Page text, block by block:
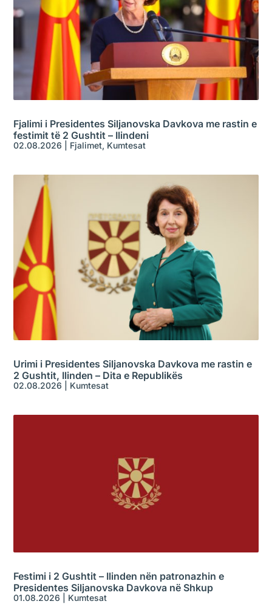
Fjalimi i Presidentes Siljanovska Davkova me rastin e
festimit të 2 Gushtit – Ilindeni
02.08.2026 Fjalimet, Kumtesat
Urimi i Presidentes Siljanovska Davkova me rastin e
2 Gushtit, Ilinden – Dita e Republikës
02.08.2026 Kumtesat
Festimi i 2 Gushtit – Ilinden nën patronazhin e
Presidentes Siljanovska Davkova në Shkup
01.08.2026 Kumtesat